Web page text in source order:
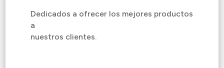
Dedicados a ofrecer los mejores productos
a
nuestros clientes.